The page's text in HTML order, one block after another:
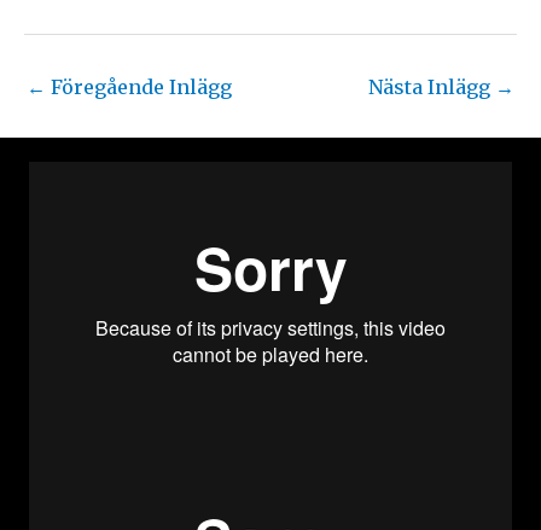
← Föregående Inlägg Nästa Inlägg →